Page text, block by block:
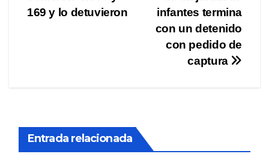
de
infantes termina
con un detenido
con pedido de
captura
169 y lo detuvieron
Entrada relacionada